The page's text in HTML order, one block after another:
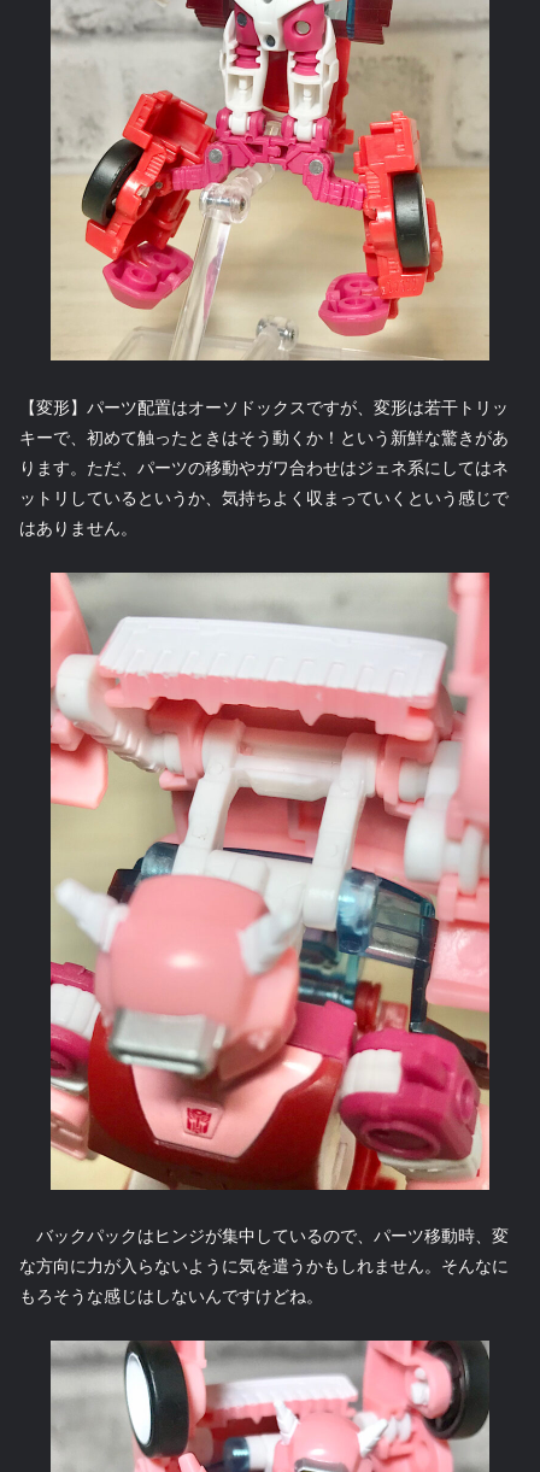
【変形】パーツ配置はオーソドックスですが、変形は若干トリッ
キーで、初めて触ったときはそう動くか！という新鮮な驚きがあ
ります。ただ、パーツの移動やガワ合わせはジェネ系にしてはネ
ットリしているというか、気持ちよく収まっていくという感じで
はありません。
バックパックはヒンジが集中しているので、パーツ移動時、変
な方向に力が入らないように気を遣うかもしれません。そんなに
もろそうな感じはしないんですけどね。